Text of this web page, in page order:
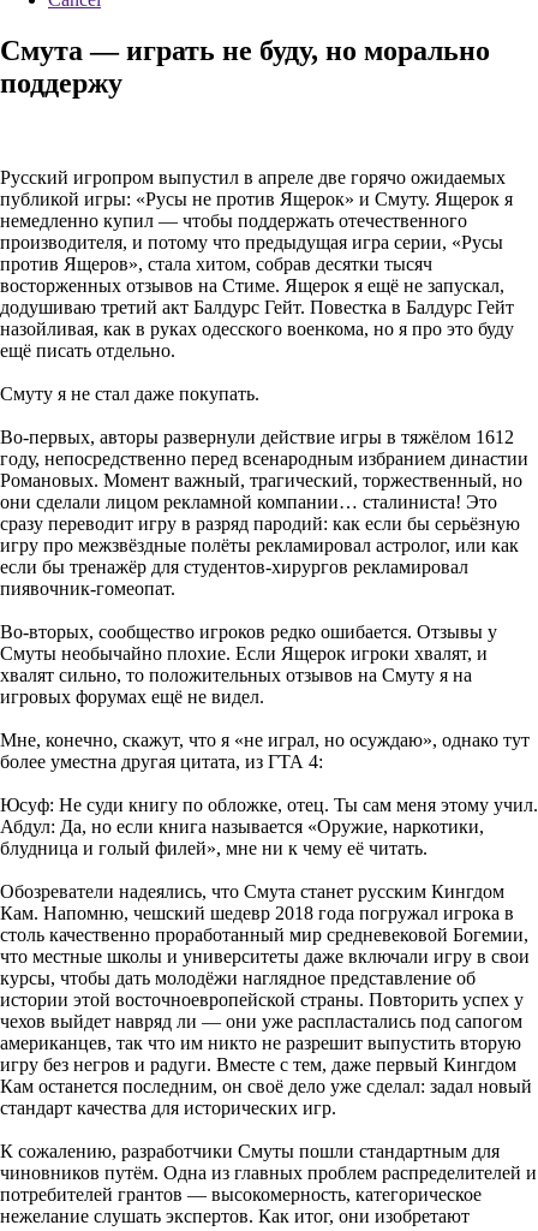
Смута — играть не буду, но морально
поддержу
Русский игропром выпустил в апреле две горячо ожидаемых
публикой игры: «Русы не против Ящерок» и Смуту. Ящерок я
немедленно купил — чтобы поддержать отечественного
производителя, и потому что предыдущая игра серии, «Русы
против Ящеров», стала хитом, собрав десятки тысяч
восторженных отзывов на Стиме. Ящерок я ещё не запускал,
додушиваю третий акт Балдурс Гейт. Повестка в Балдурс Гейт
назойливая, как в руках одесского военкома, но я про это буду
ещё писать отдельно.
Смуту я не стал даже покупать.
Во-первых, авторы развернули действие игры в тяжёлом 1612
году, непосредственно перед всенародным избранием династии
Романовых. Момент важный, трагический, торжественный, но
они сделали лицом рекламной компании… сталиниста! Это
сразу переводит игру в разряд пародий: как если бы серьёзную
игру про межзвёздные полёты рекламировал астролог, или как
если бы тренажёр для студентов-хирургов рекламировал
пиявочник-гомеопат.
Во-вторых, сообщество игроков редко ошибается. Отзывы у
Смуты необычайно плохие. Если Ящерок игроки хвалят, и
хвалят сильно, то положительных отзывов на Смуту я на
игровых форумах ещё не видел.
Мне, конечно, скажут, что я «не играл, но осуждаю», однако тут
более уместна другая цитата, из ГТА 4:
Юсуф: Не суди книгу по обложке, отец. Ты сам меня этому учил.
Абдул: Да, но если книга называется «Оружие, наркотики,
блудница и голый филей», мне ни к чему её читать.
Обозреватели надеялись, что Смута станет русским Кингдом
Кам. Напомню, чешский шедевр 2018 года погружал игрока в
столь качественно проработанный мир средневековой Богемии,
что местные школы и университеты даже включали игру в свои
курсы, чтобы дать молодёжи наглядное представление об
истории этой восточноевропейской страны. Повторить успех у
чехов выйдет навряд ли — они уже распластались под сапогом
американцев, так что им никто не разрешит выпустить вторую
игру без негров и радуги. Вместе с тем, даже первый Кингдом
Кам останется последним, он своё дело уже сделал: задал новый
стандарт качества для исторических игр.
К сожалению, разработчики Смуты пошли стандартным для
чиновников путём. Одна из главных проблем распределителей и
потребителей грантов — высокомерность, категорическое
нежелание слушать экспертов. Как итог, они изобретают